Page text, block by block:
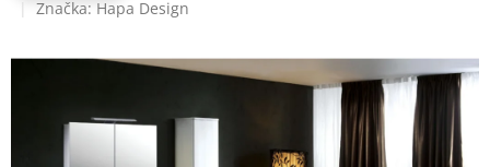
produktu
0,0
hviezdičiek.
Značka: Hapa Design